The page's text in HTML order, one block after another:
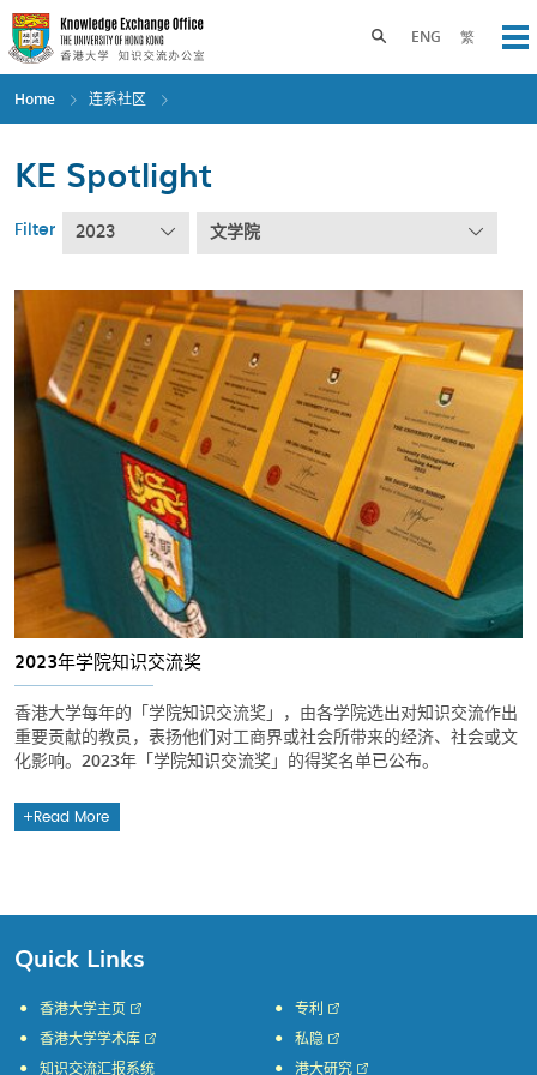
Skip
to
main
content
ENG 繁
Toggle search panel
Home 连系社区
KE Spotlight
Filter 2023 文学院
2023年学院知识交流奖
香港大学每年的「学院知识交流奖」，由各学院选出对知识交流作出
重要贡献的教员，表扬他们对工商界或社会所带来的经济、社会或文
化影响。2023年「学院知识交流奖」的得奖名单已公布。
Read More
Quick Links
香港大学主页
香港大学学术库
知识交流汇报系统
专利
私隐
港大研究